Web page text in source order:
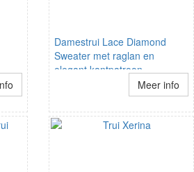
Damestrui Lace Diamond
Sweater met raglan en
elegant kantpatroon
Meer info